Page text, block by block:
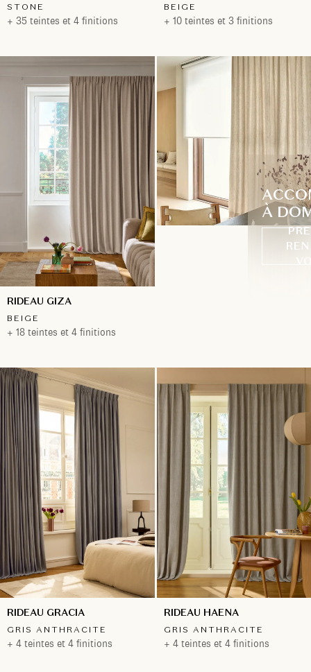
STONE
+ 35 teintes et 4 finitions
BEIGE
+ 10 teintes et 3 finitions
RIDEAU GIZA
BEIGE
+ 18 teintes et 4 finitions
À
RIDEAU GRACIA
GRIS ANTHRACITE
+ 4 teintes et 4 finitions
RIDEAU HAENA
GRIS ANTHRACITE
+ 4 teintes et 4 finitions